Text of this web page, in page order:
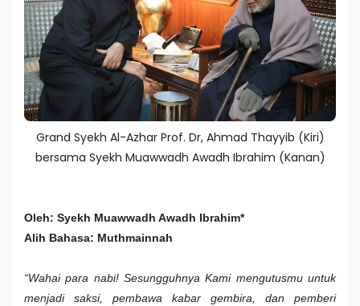
Grand Syekh Al-Azhar Prof. Dr, Ahmad Thayyib (Kiri)
bersama Syekh Muawwadh Awadh Ibrahim (Kanan)
Oleh: Syekh Muawwadh Awadh Ibrahim*
Alih Bahasa: Muthmainnah
“Wahai para nabi! Sesungguhnya Kami mengutusmu untuk
menjadi saksi, pembawa kabar gembira, dan pemberi